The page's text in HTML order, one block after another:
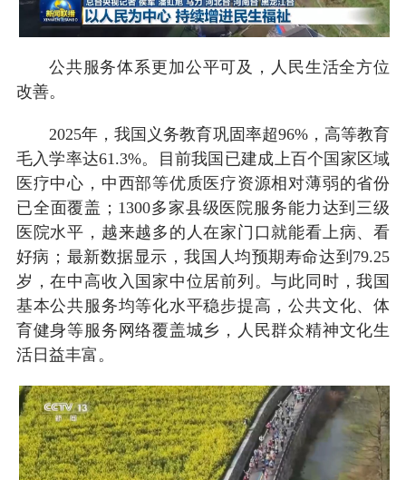
公共服务体系更加公平可及，人民生活全方位
改善。
2025年，我国义务教育巩固率超96%，高等教育
毛入学率达61.3%。目前我国已建成上百个国家区域
医疗中心，中西部等优质医疗资源相对薄弱的省份
已全面覆盖；1300多家县级医院服务能力达到三级
医院水平，越来越多的人在家门口就能看上病、看
好病；最新数据显示，我国人均预期寿命达到79.25
岁，在中高收入国家中位居前列。与此同时，我国
基本公共服务均等化水平稳步提高，公共文化、体
育健身等服务网络覆盖城乡，人民群众精神文化生
活日益丰富。